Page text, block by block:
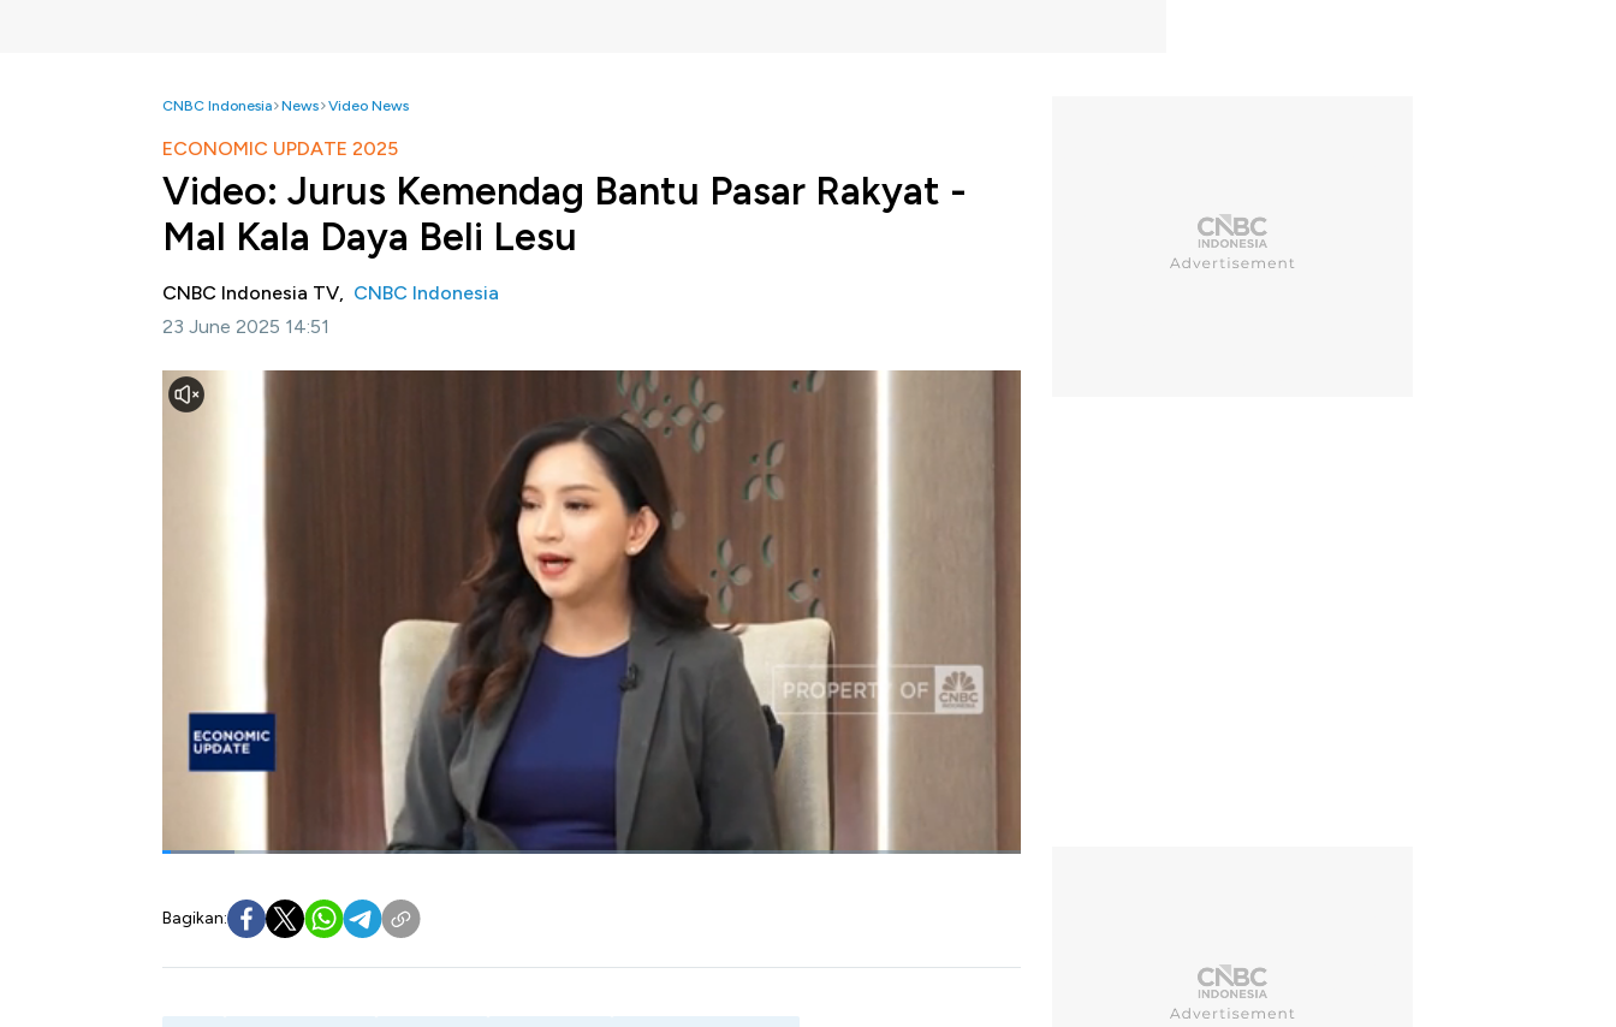
CNBC Indonesia News Video News
ECONOMIC UPDATE 2025
Video: Jurus Kemendag Bantu Pasar Rakyat -
Mal Kala Daya Beli Lesu
CNBC Indonesia TV, CNBC Indonesia
23 June 2025 14:51
Jakarta, CNBC Indonesia-
Transformasi teknologi digitalisasi dan perubahan tatanan ekonomi
global turut mendorong terjadinya peralihan pola konsumsi masyarakat termasuk di Indonesia.
Menteri Perdagangan RI, Budi Santoso menyebutkan transformasi digital telah membuat 33,3% pola
konsumsi warga RI usia produktif adalah pengguna perdagangan elektronik atau e-Commerce
dengan jumlah 37% pedagang melakukan perdagangan elektronik berdasarkan data BPS.
Dibalik lonjakan belanja dan perdagangan elektronik membuat banyak ritel modern mengalami
penurunan okupansi meski ritel kecil d lingkungan penduduk mengalami lonjakan kinerja. Menghadapi
hal ini Kemendag bersama asosiasi mendorong transformasi pusat belanja didorong untuk melakukan
perubahan menjadi ritel hybrid sehingga bisa menarik jumlah kunjungan masyarakat.
Selain itu Kemendag juga mendorong digitalisasi pasar rakyat hingga warung kelontongan sebagai
kunci menghadapi perubahan pola konsumsi.
Seperti apa strategi pemerintah meningkatkan perdagangan besar dan kecil di tengah perubahan
pola konsumsi dan pelemahan daya beli? Selengkapnya simak dialog Syarifah Rahma dengan Menteri
Perdagangan RI, Budi Santoso dalam Profit, CNBC Indonesia (Senin, 23/06/2025)
Bagikan: